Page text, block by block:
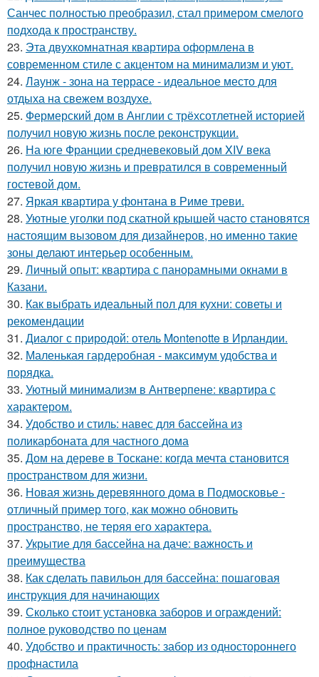
Санчес полностью преобразил, стал примером смелого
подхода к пространству.
23. Эта двухкомнатная квартира оформлена в
современном стиле с акцентом на минимализм и уют.
24. Лаунж - зона на террасе - идеальное место для
отдыха на свежем воздухе.
25. Фермерский дом в Англии с трёхсотлетней историей
получил новую жизнь после реконструкции.
26. На юге Франции средневековый дом XIV века
получил новую жизнь и превратился в современный
гостевой дом.
27. Яркая квартира у фонтана в Риме треви.
28. Уютные уголки под скатной крышей часто становятся
настоящим вызовом для дизайнеров, но именно такие
зоны делают интерьер особенным.
29. Личный опыт: квартира с панорамными окнами в
Казани.
30. Как выбрать идеальный пол для кухни: советы и
рекомендации
31. Диалог с природой: отель Montenotte в Ирландии.
32. Маленькая гардеробная - максимум удобства и
порядка.
33. Уютный минимализм в Антверпене: квартира с
характером.
34. Удобство и стиль: навес для бассейна из
поликарбоната для частного дома
35. Дом на дереве в Тоскане: когда мечта становится
пространством для жизни.
36. Новая жизнь деревянного дома в Подмосковье -
отличный пример того, как можно обновить
пространство, не теряя его характера.
37. Укрытие для бассейна на даче: важность и
преимущества
38. Как сделать павильон для бассейна: пошаговая
инструкция для начинающих
39. Сколько стоит установка заборов и ограждений:
полное руководство по ценам
40. Удобство и практичность: забор из одностороннего
профнастила